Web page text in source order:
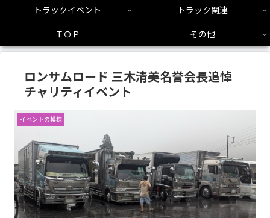
トラックイベント
トラック関連
ＴＯＰ
その他
ロンサムロード 三木清美名誉会長追悼
チャリティイベント
イベントの模様